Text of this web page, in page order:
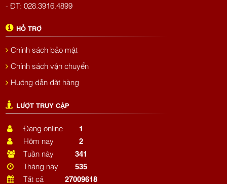
- ĐT: 028.3916.4899
HỖ TRỢ
Chính sách bảo mật
Chính sách vận chuyển
Hướng dẫn đặt hàng
LƯỢT TRUY CẬP
Đang online
1
Hôm nay
2
Tuần này
341
Tháng này
535
Tất cả
27009618